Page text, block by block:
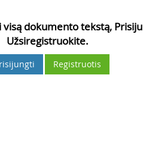
dokumento tekstą,
Užsiregistruokite.
Registruotis